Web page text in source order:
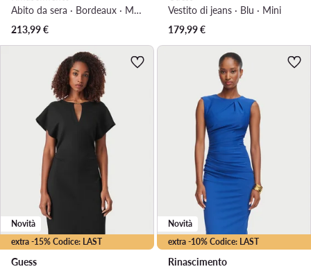
Abito da sera · Bordeaux · Maxi
213,99€
Vestito di jeans · Blu · Mini
179,99€
extra -15% Codice: LAST
Novità
Guess
extra -10% Codice: LAST
Novità
Rinascimento